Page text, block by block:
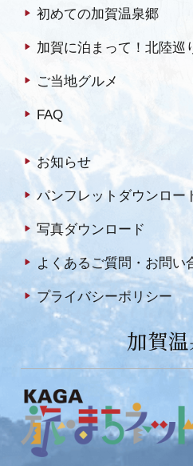
初めての加賀温泉郷
加賀に泊まって！北陸巡
ご当地グルメ
FAQ
お知らせ
パンフレットダウンロー
写真ダウンロード
よくあるご質問・お問い
プライバシーポリシー
加賀